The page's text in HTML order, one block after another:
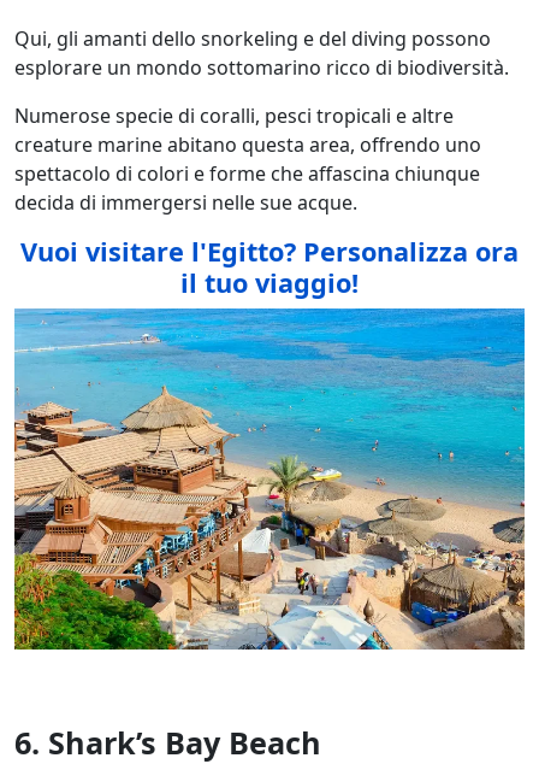
Qui, gli amanti dello snorkeling e del diving possono
esplorare un mondo sottomarino ricco di biodiversità.
Numerose specie di coralli, pesci tropicali e altre
creature marine abitano questa area, offrendo uno
spettacolo di colori e forme che affascina chiunque
decida di immergersi nelle sue acque.
Vuoi visitare l'Egitto? Personalizza ora
il tuo viaggio!
6. Shark’s Bay Beach